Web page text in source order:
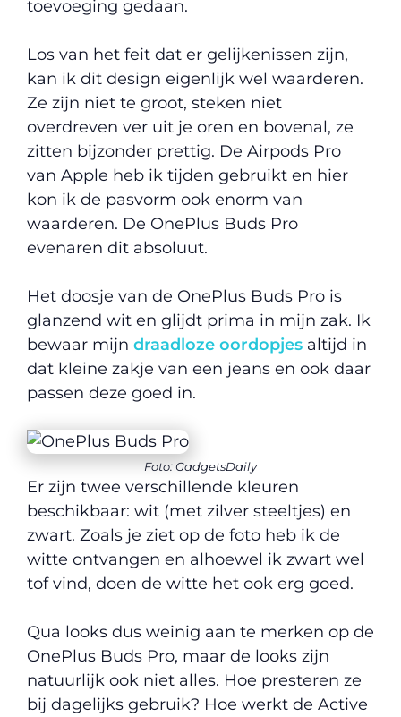
toevoeging gedaan.
Los van het feit dat er gelijkenissen zijn,
kan ik dit design eigenlijk wel waarderen.
Ze zijn niet te groot, steken niet
overdreven ver uit je oren en bovenal, ze
zitten bijzonder prettig. De Airpods Pro
van Apple heb ik tijden gebruikt en hier
kon ik de pasvorm ook enorm van
waarderen. De OnePlus Buds Pro
evenaren dit absoluut.
Het doosje van de OnePlus Buds Pro is
glanzend wit en glijdt prima in mijn zak. Ik
bewaar mijn draadloze oordopjes altijd in
dat kleine zakje van een jeans en ook daar
passen deze goed in.
Foto: GadgetsDaily
Er zijn twee verschillende kleuren
beschikbaar: wit (met zilver steeltjes) en
zwart. Zoals je ziet op de foto heb ik de
witte ontvangen en alhoewel ik zwart wel
tof vind, doen de witte het ook erg goed.
Qua looks dus weinig aan te merken op de
OnePlus Buds Pro, maar de looks zijn
natuurlijk ook niet alles. Hoe presteren ze
bij dagelijks gebruik? Hoe werkt de Active